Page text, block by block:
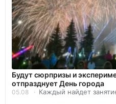
Будут сюрпризы и
отпразднует День города
05.08 Каждый найдет